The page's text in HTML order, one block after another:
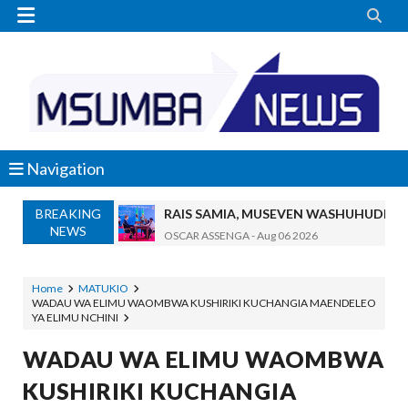
 
Navigation
BREAKING
NEWS
RAIS SAMIA, MUSEVEN
OSCAR ASSENGA-Aug 06 2026
DC Mtambule Ataka Watu Wafichue
Maisha Yangu Yalikuwa Kwenye Giza
Zawadi - Aug 06 2026
MWANRI APOKELEWA MAKAO
Home
MATUKIO
WADAU WA ELIMU WAOMBWA KUSHIRIKI KUCHANGIA MAENDELEO
YA ELIMU NCHINI
WADAU WA ELIMU WAOMBWA
KUSHIRIKI KUCHANGIA